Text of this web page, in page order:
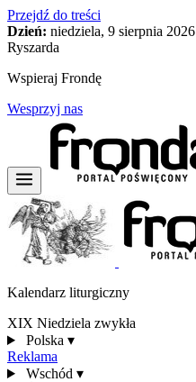
Przejdź do treści
Dzień: niedziela, 9 sierpnia 2026
Ryszarda
Wspieraj Frondę
Wesprzyj nas
Kalendarz liturgiczny
XIX Niedziela zwykła
Polska ▾
Reklama
Wschód ▾